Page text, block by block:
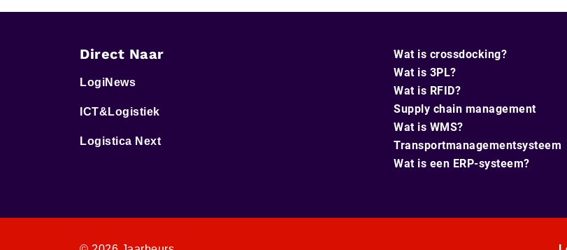
Direct Naar
LogiNews
ICT&Logistiek
Logistica Next
Wat is crossdocking?
Wat is 3PL?
Wat is RFID?
Supply chain management
Wat is WMS?
Transportmanagementsysteem
Wat is een ERP-systeem?